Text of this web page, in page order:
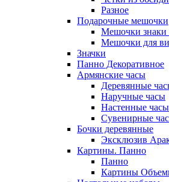
Разное
Подарочные мешочки
Мешочки знаки
Мешочки для
Значки
Панно Декоративное
Армянские часы
Деревянные
Наручные часы
Настенные часы
Сувенирные
Бочки деревянные
Эксклюзив
Картины. Панно
Панно
Картины